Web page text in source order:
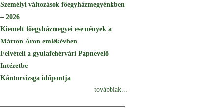
Személyi változások főegyházmegyénkben
– 2026
Kiemelt főegyházmegyei események a
Márton Áron emlékévben
Felvételi a gyulafehérvári Papnevelő
Intézetbe
Kántorvizsga időpontja
továbbiak...